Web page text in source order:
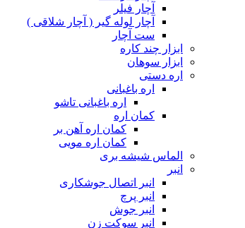
آچار فیلر
آچار لوله گیر ( آچار شلاقی )
ست آچار
ابزار چند کاره
ابزار سوهان
اره دستی
اره باغبانی
اره باغبانی تاشو
کمان اره
کمان اره آهن بر
کمان اره مویی
الماس شیشه بری
انبر
انبر اتصال جوشکاری
انبر پرچ
انبر جوش
انبر سوکت زن